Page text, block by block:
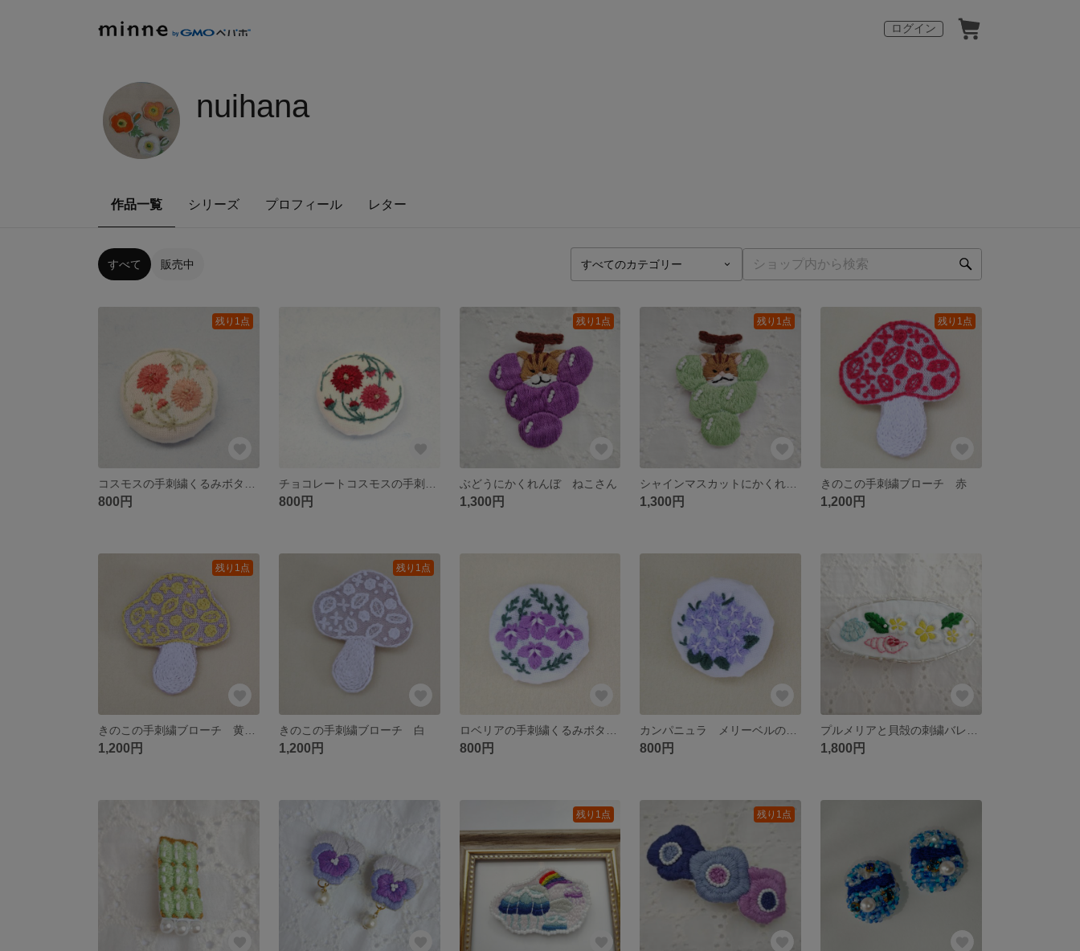
ログイン
nuihana
作品一覧 シリーズ プロフィール レター
すべて 販売中
残り1点
800円 800円
残り1点
ぶどうにかくれんぼ ねこさん
1,300円
残り1点
1,300円
残り1点
きのこの手刺繍ブローチ 赤
1,200円
残り1点
1,200円
残り1点
きのこの手刺繍ブローチ 白
1,200円 800円 800円 1,800円
残り1点 残り1点